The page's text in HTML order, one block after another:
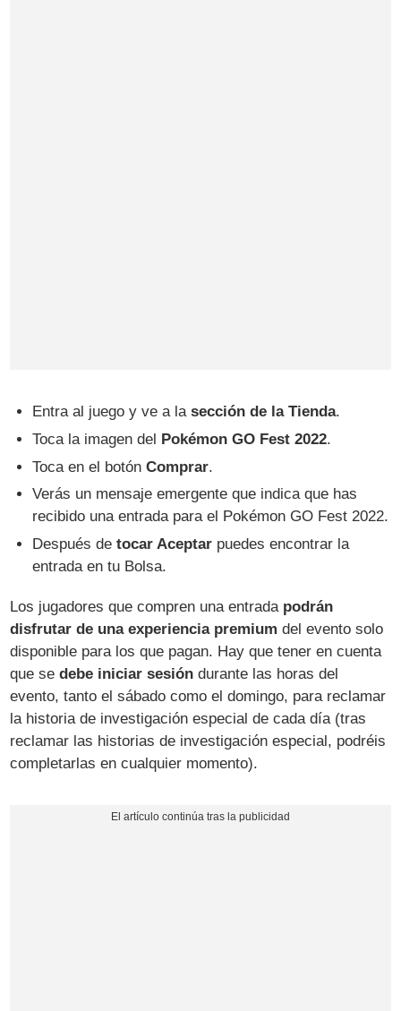
Entra al juego y ve a lasección de la Tienda.
Toca la imagen del Pokémon GO Fest 2022.
Toca en el botónComprar.
Verás un mensaje emergente que indica que has
recibido una entrada para el Pokémon GO Fest 2022.
Después detocar Aceptar puedes encontrar la
entrada en tu Bolsa.
Los jugadores que compren una entrada podrán
disfrutar de una experiencia premium del evento solo
disponible para los que pagan. Hay que tener en cuenta
que sedebe iniciar sesión durante las horas del
evento, tanto el sábado como el domingo, para reclamar
la historia de investigación especial de cada día (tras
reclamar las historias de investigación especial, podréis
completarlas en cualquier momento).